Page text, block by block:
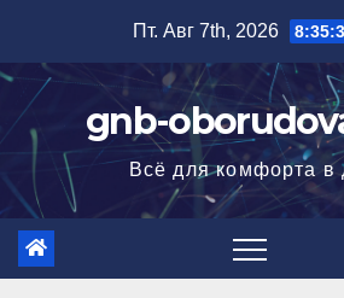
содержимому
Пт. Авг 7th, 2026
gnb-
Всё для комфорта в